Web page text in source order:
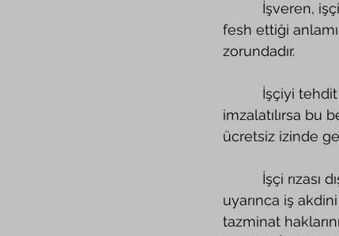
fesh ettiği
zorundadır.
imzalatılırsa bu
ücretsiz izinde
uyarınca iş
tazminat